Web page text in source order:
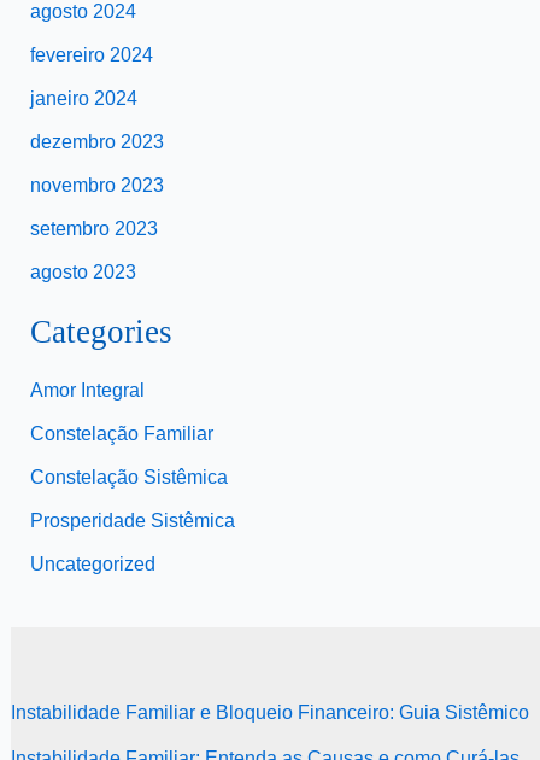
agosto 2024
fevereiro 2024
janeiro 2024
dezembro 2023
novembro 2023
setembro 2023
agosto 2023
Categories
Amor Integral
Constelação Familiar
Constelação Sistêmica
Prosperidade Sistêmica
Uncategorized
Instabilidade Familiar e Bloqueio Financeiro: Guia Sistêmico